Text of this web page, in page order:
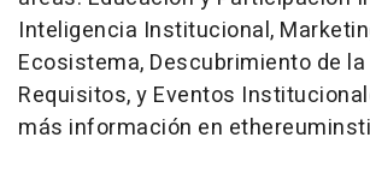
Inteligencia Institucional,
Ecosistema, Descubrimiento de
Requisitos, y Eventos
más información en